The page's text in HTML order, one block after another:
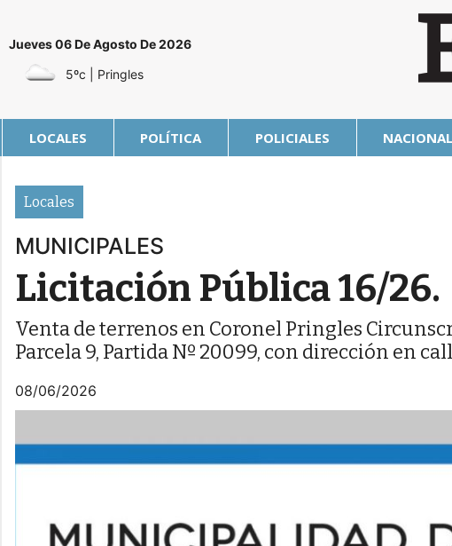
Jueves 06 De Agosto De 2026
5ºc
| Pringles
LOCALES POLÍTICA POLICIALES
Locales
MUNICIPALES
Licitación Pública 16/26.
Venta de terrenos en Coronel Pringles
Parcela 9, Partida Nº 20099, con dirección en
08/06/2026